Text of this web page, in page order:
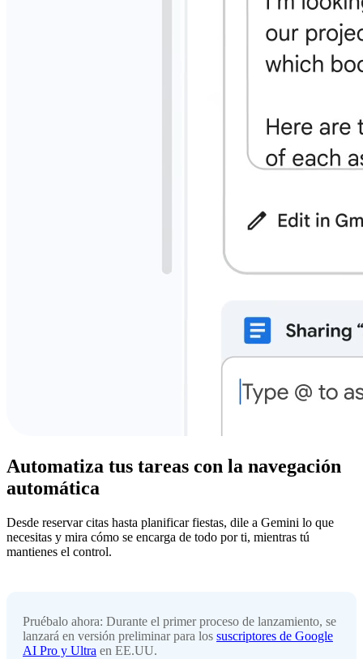
Automatiza tus tareas con la navegación
automática
Desde reservar citas hasta planificar fiestas, dile a Gemini lo que
necesitas y mira cómo se encarga de todo por ti, mientras tú
mantienes el control.
Pruébalo ahora: Durante el primer proceso de lanzamiento, se
lanzará en versión preliminar para los suscriptores de Google
AI Pro y Ultra en EE.UU.